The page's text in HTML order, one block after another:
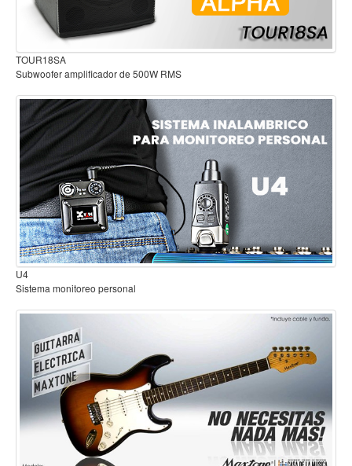
Acordeón y concertinas
Armonica
Clarinete
Flauta y pitos
Melodica
Saxofon
Trompeta
Tuba
Otros instrumentos de viento
Cañuelas
Mantenimiento y cuidado
Fajas y soportes
Fundas y estuches
Boquillas y abrazaderas
Accesorios
Percusión
Panderos
B2